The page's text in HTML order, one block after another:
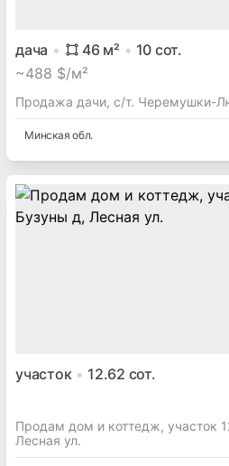
дача 46м² 10 сот.
~488 $/м²
Продажа дачи, с/т. Черемушки-
Минская обл.
участок 12.62 сот.
Продам дом и коттедж, участок
Лесная ул.